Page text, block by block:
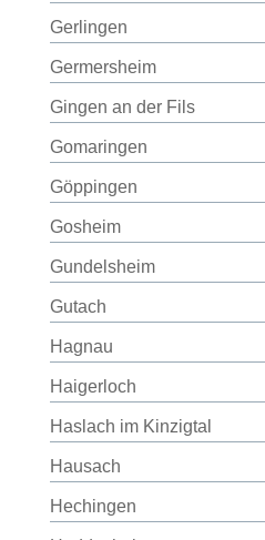
Gerlingen
Germersheim
Gingen an der Fils
Gomaringen
Göppingen
Gosheim
Gundelsheim
Gutach
Hagnau
Haigerloch
Haslach im Kinzigtal
Hausach
Hechingen